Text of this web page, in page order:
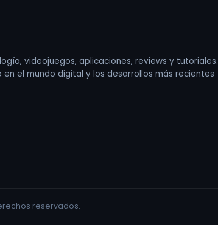
videojuegos, aplicaciones, reviews y tutoriales.
el mundo digital y los desarrollos más recientes
reservados.